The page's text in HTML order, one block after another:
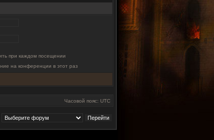
при каждом посещении
на конференции в этот раз
Часовой пояс: UTC